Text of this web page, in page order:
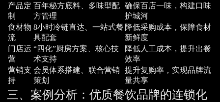
产品定
制
百年秘方底料、多味型配
方管理
确保百店一味，构建口味
护城河
食材物
流
8小时冷链直达、一站式餐
具配套
降低采购成本，保障食材
新鲜度
门店运
营
“四化”厨房方案、核心技
术支持
降低人工成本，提升出餐
效率
营销支
持
会员体系搭建、联合营销
策划
提升复购率，实现品牌流
量共享
三、案例分析：优质餐饮品牌的连锁化